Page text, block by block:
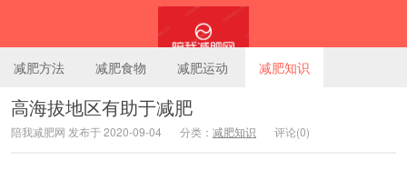
陪我减肥网
减肥方法 减肥食物 减肥运动 减肥知识
高海拔地区有助于减肥
陪我减肥网 发布于 2020-09-04 分类： 减肥知识 评论(0)